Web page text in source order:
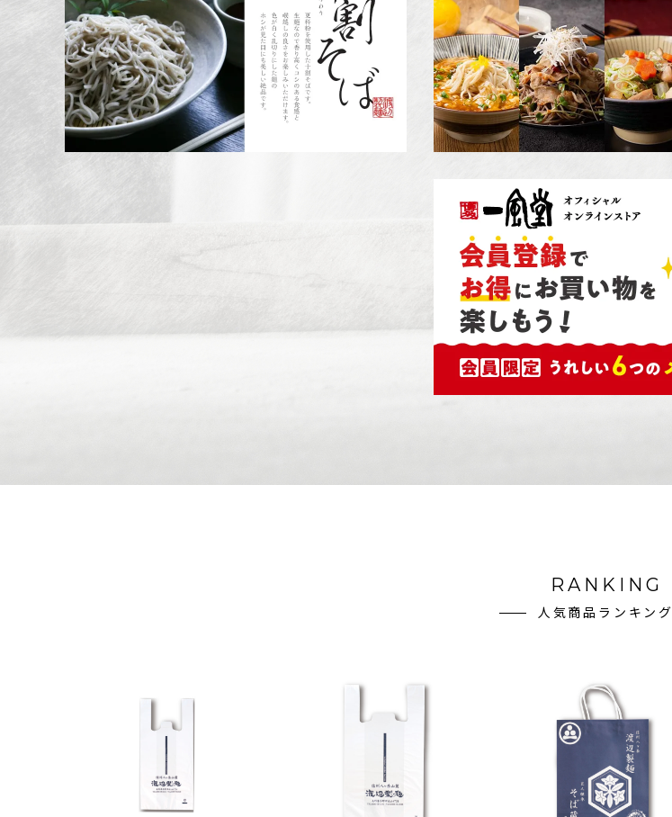
RANKING
人気商品ランキング